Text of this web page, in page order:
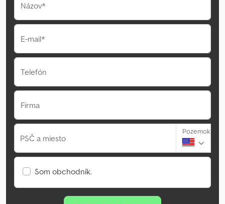
Názov*
E-mail*
Telefón
Firma
PSČ a miesto
Pozemok
Som obchodník.